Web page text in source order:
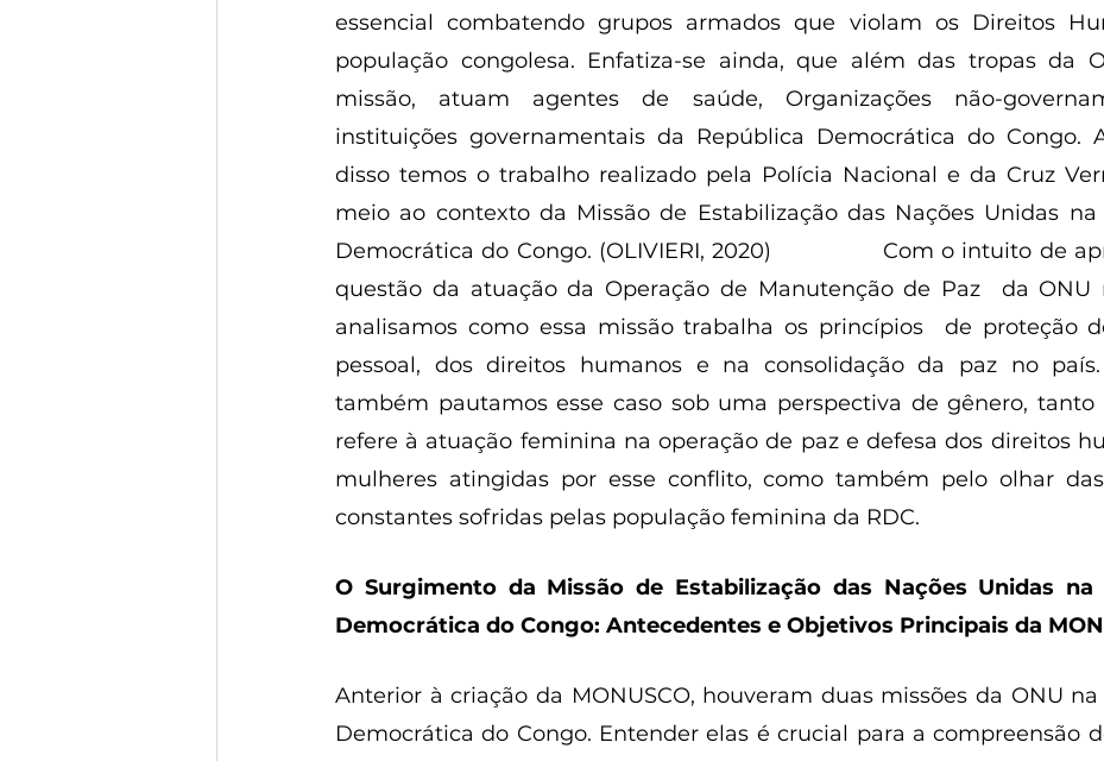
essencial combatendo grupos armados que violam os Direitos
população congolesa. Enfatiza-se ainda, que além das tropas da
missão, atuam agentes de saúde, Organizações não-
instituições governamentais da República Democrática do Congo.
disso temos o trabalho realizado pela Polícia Nacional e da Cruz
meio ao contexto da Missão de Estabilização das Nações Unidas na
Democrática do Congo. (OLIVIERI, 2020)               Com o intuito de
questão da atuação da Operação de Manutenção de Paz  da ONU
analisamos como essa missão trabalha os princípios  de proteção
pessoal, dos direitos humanos e na consolidação da paz no país.
também pautamos esse caso sob uma perspectiva de gênero, tanto
refere à atuação feminina na operação de paz e defesa dos direitos
mulheres atingidas por esse conflito, como também pelo olhar
constantes sofridas pelas população feminina da RDC.
O Surgimento da Missão de Estabilização das Nações Unidas na
Democrática do Congo: Antecedentes e Objetivos Principais da
Anterior à criação da MONUSCO, houveram duas missões da ONU
Democrática do Congo. Entender elas é crucial para a compreensão